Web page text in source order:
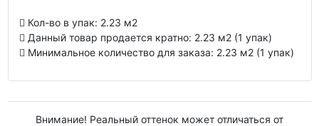
Кол-во в упак: 2.23 м2
Данный товар продается кратно: 2.23 м2 (1 упак)
Минимальное количество для заказа: 2.23 м2 (1 упак)
Внимание! Реальный оттенок может отличаться от